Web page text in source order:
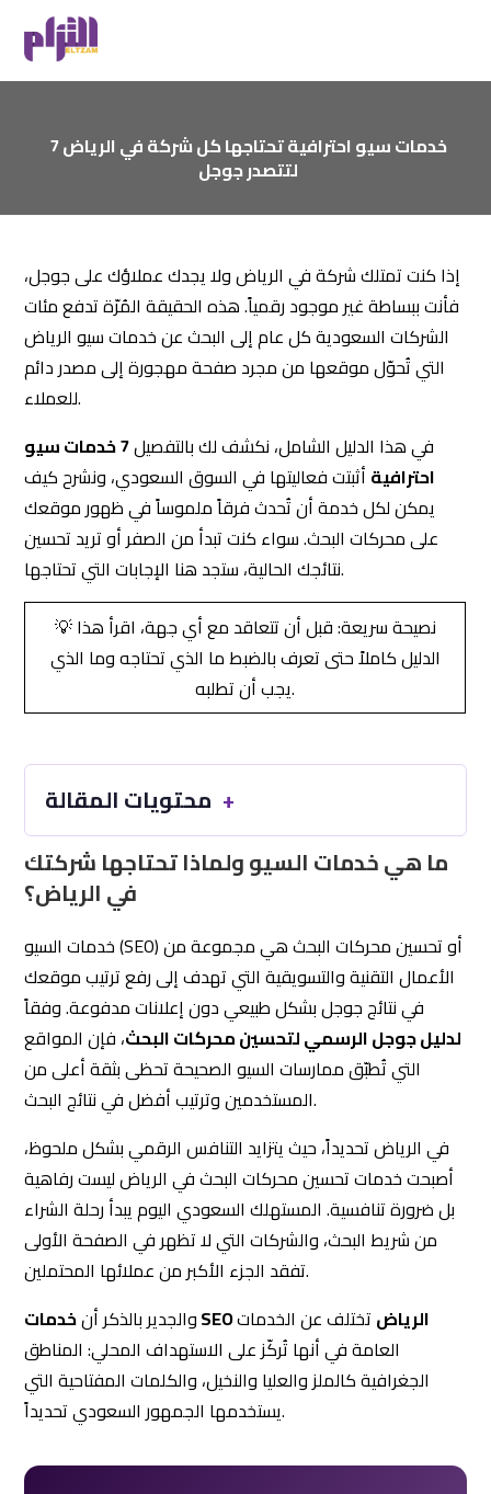
7 خدمات سيو احترافية تحتاجها كل شركة في الرياض
لتتصدر جوجل
إذا كنت تمتلك شركة في الرياض ولا يجدك عملاؤك على جوجل،
فأنت ببساطة غير موجود رقمياً. هذه الحقيقة المُرّة تدفع مئات
الشركات السعودية كل عام إلى البحث عن خدمات سيو الرياض
التي تُحوّل موقعها من مجرد صفحة مهجورة إلى مصدر دائم
للعملاء.
في هذا الدليل الشامل، نكشف لك بالتفصيل 7 خدمات سيو
احترافية أثبتت فعاليتها في السوق السعودي، ونشرح كيف
يمكن لكل خدمة أن تُحدث فرقاً ملموساً في ظهور موقعك
على محركات البحث. سواء كنت تبدأ من الصفر أو تريد تحسين
نتائجك الحالية، ستجد هنا الإجابات التي تحتاجها.
💡 نصيحة سريعة: قبل أن تتعاقد مع أي جهة، اقرأ هذا
الدليل كاملاً حتى تعرف بالضبط ما الذي تحتاجه وما الذي
يجب أن تطلبه.
محتويات المقالة
ما هي خدمات السيو ولماذا تحتاجها شركتك
في الرياض؟
خدمات السيو (SEO) أو تحسين محركات البحث هي مجموعة من
الأعمال التقنية والتسويقية التي تهدف إلى رفع ترتيب موقعك
في نتائج جوجل بشكل طبيعي دون إعلانات مدفوعة. وفقاً
لدليل جوجل الرسمي لتحسين محركات البحث، فإن المواقع
التي تُطبّق ممارسات السيو الصحيحة تحظى بثقة أعلى من
المستخدمين وترتيب أفضل في نتائج البحث.
في الرياض تحديداً، حيث يتزايد التنافس الرقمي بشكل ملحوظ،
أصبحت خدمات تحسين محركات البحث في الرياض ليست رفاهية
بل ضرورة تنافسية. المستهلك السعودي اليوم يبدأ رحلة الشراء
من شريط البحث، والشركات التي لا تظهر في الصفحة الأولى
تفقد الجزء الأكبر من عملائها المحتملين.
والجدير بالذكر أن
خدمات SEO الرياض تختلف عن الخدمات
العامة في أنها تُركّز على الاستهداف المحلي: المناطق
الجغرافية كالملز والعليا والنخيل، والكلمات المفتاحية التي
يستخدمها الجمهور السعودي تحديداً.